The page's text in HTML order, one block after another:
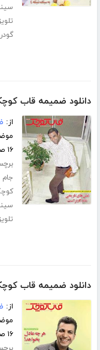
دانلود ضمیمه قاب کوچک
از:
۱۶ صفحه
دانلود ضمیمه قاب کوچک
از:
۱۶ صفحه